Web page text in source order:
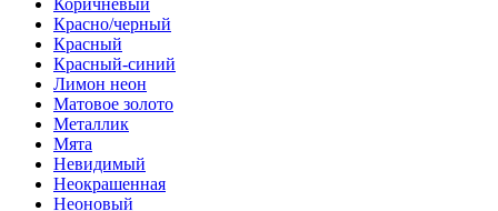
Красно/черный
Красный
Красный-синий
Лимон неон
Матовое золото
Металлик
Мята
Невидимый
Неокрашенная
Неоновый